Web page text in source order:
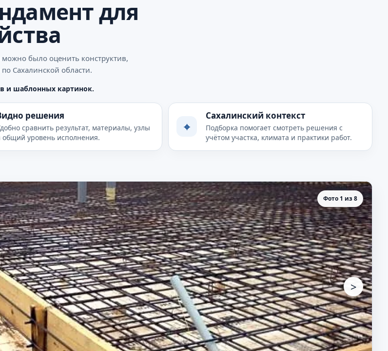
для
было оценить конструктив,
Сахалинской области.
и шаблонных картинок.
решения
сравнить результат, материалы, узлы
общий уровень исполнения.
⌖
Сахалинский контекст
Подборка помогает смотреть решения с
учётом участка, климата и практики работ.
Фото 1 из 8
>